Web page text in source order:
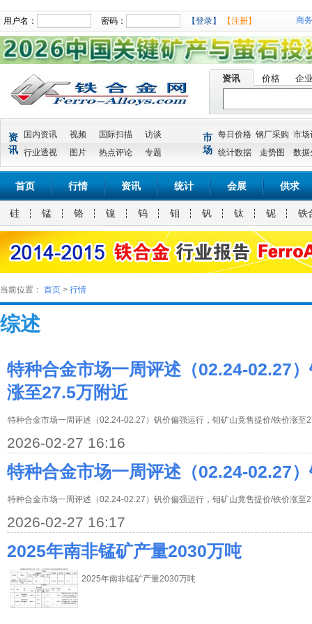
用户名： 密码： 【登录】 【注册】 商
资讯 价格 企
资
讯
国内资讯 视频 国际扫描
访谈
行业透视
图片 热点评论 专题
市
场
每日价格 钢厂采购 市场
统计数据
走势图 数据
首页 行情 资讯 统计 会展 供求
硅 锰 铬 镍 钨 钼 钒 钛 铌 铁
当前位置： 首页 > 行情
综述
特种合金市场一周评述（02.24-02.27
涨至27.5万附近
特种合金市场一周评述（02.24-02.27）钒价偏强运行，钼矿山竟售提价/铁价涨至
2026-02-27 16:16
特种合金市场一周评述（02.24-02.27
特种合金市场一周评述（02.24-02.27）钒价偏强运行，钼矿山竟售提价/铁价涨至
2026-02-27 16:17
2025年南非锰矿产量2030万吨
2025年南非锰矿产量2030万吨